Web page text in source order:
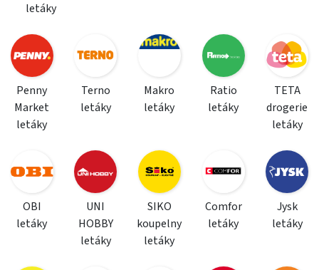
letáky
Penny
Market
letáky
Terno
letáky
Makro
letáky
Ratio
letáky
TETA
drogerie
letáky
OBI
letáky
UNI
HOBBY
letáky
SIKO
koupelny
letáky
Comfor
letáky
Jysk
letáky